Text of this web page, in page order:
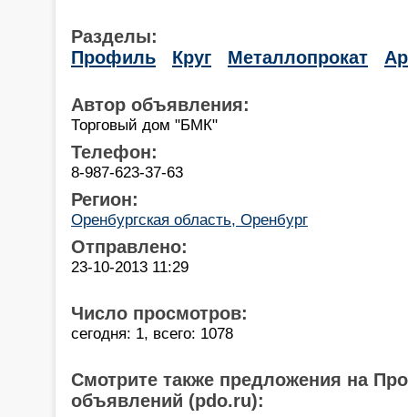
Разделы:
Профиль
Круг Металлопрокат
Автор объявления:
Торговый дом "БМК"
Телефон:
8-987-623-37-63
Регион:
Оренбургская область, Оренбург
Отправлено:
23-10-2013 11:29
Число просмотров:
сегодня: 1, всего: 1078
Смотрите также предложения на
объявлений (pdo.ru):